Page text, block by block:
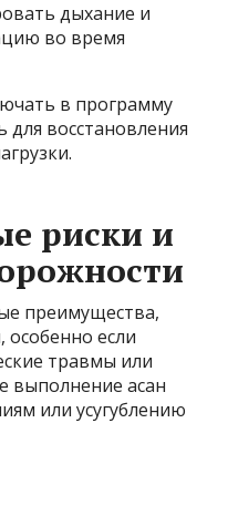
дыхание и
во время
в программу
восстановления
риски и
преимущества,
особенно если
травмы или
выполнение асан
или усугублению